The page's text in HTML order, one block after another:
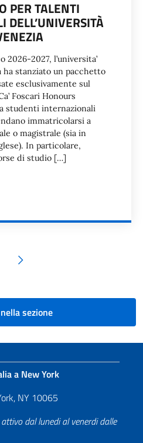
PER TALENTI
DELL’UNIVERSITÀ
2026-2027, l’universita’
ha stanziato un pacchetto
esclusivamente sul
Foscari Honours
studenti internazionali
immatricolarsi a
o magistrale (sia in
In particolare,
di studio […]
sezione
a New York
NY 10065
attivo dal lunedi al venerdi dalle